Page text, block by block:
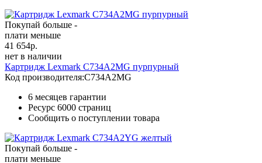
Покупай больше -
плати меньше
41 654р.
нет в наличии
Картридж Lexmark C734A2MG пурпурный
Код производителя:C734A2MG
6 месяцев гарантии
Ресурс 6000 страниц
Сообщить о поступлении товара
Покупай больше -
плати меньше